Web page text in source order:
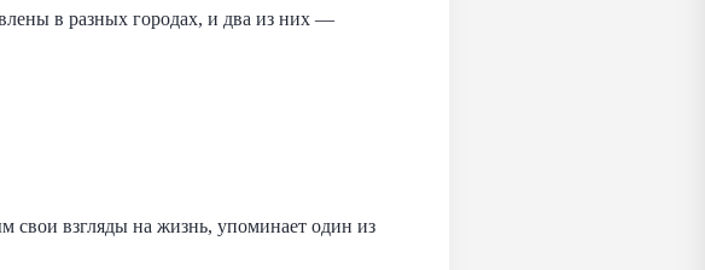
в разных городах, и два из них —
взгляды на жизнь, упоминает один из